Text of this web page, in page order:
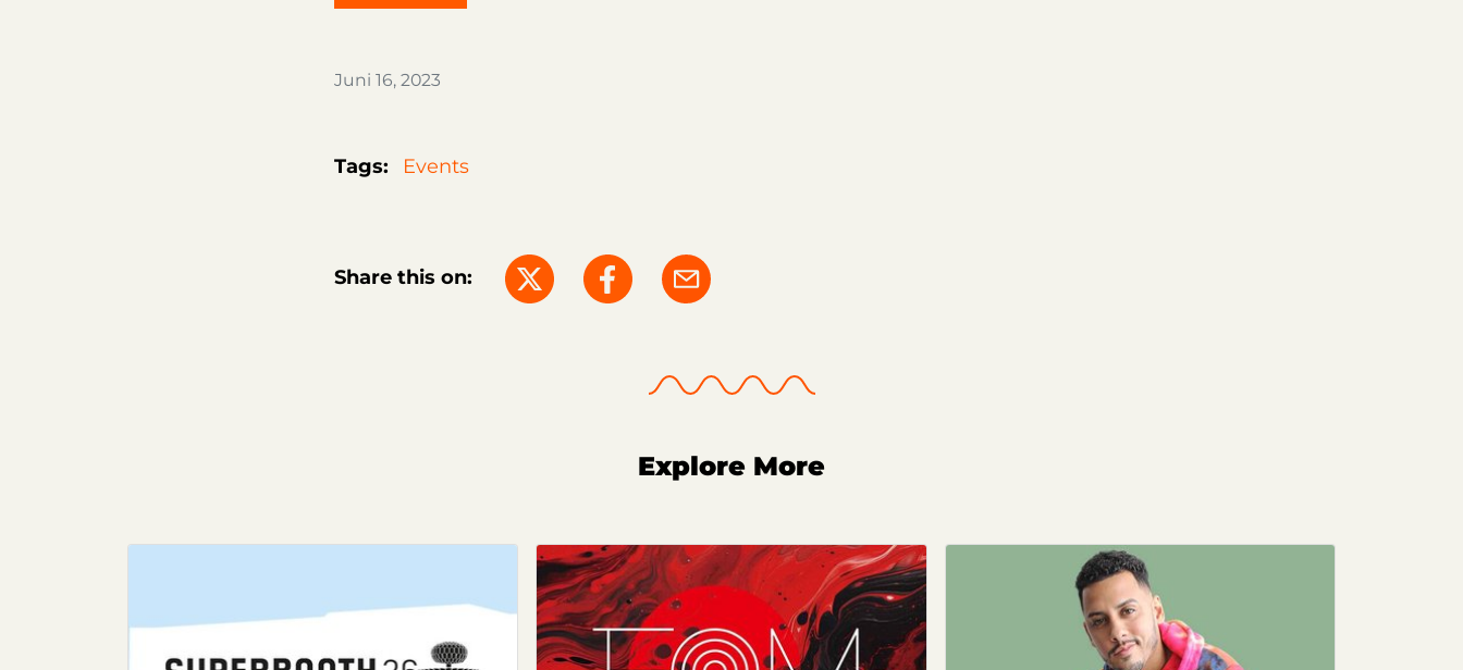
Juni 16, 2023
Tags: Events
Share this on:
Explore More